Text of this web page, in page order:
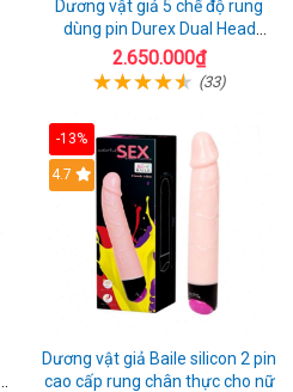
Dương vật giả 5 chế độ rung
dùng pin Durex Dual Head
Pulsing
2.650.000₫
(33)
-13%
4.7
Dương vật giả Baile silicon 2 pin
cao cấp rung chân thực cho nữ